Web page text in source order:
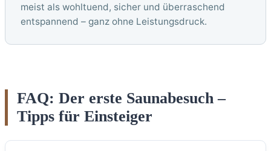
meist als wohltuend, sicher und überraschend
entspannend – ganz ohne Leistungsdruck.
FAQ: Der erste Saunabesuch –
Tipps für Einsteiger